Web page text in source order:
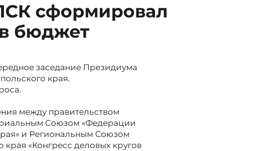
сформировал
бюджет
заседание Президиума
края.
между правительством
Союзом «Федерации
и Региональным Союзом
края «Конгресс деловых кругов